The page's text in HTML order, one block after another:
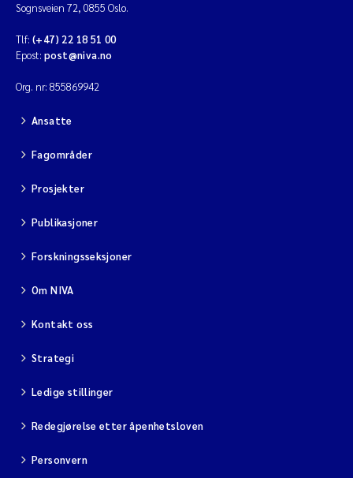
Sognsveien 72, 0855 Oslo.
Tlf: (+47) 22 18 51 00
Epost: post@niva.no
Org. nr: 855869942
Ansatte
Fagområder
Prosjekter
Publikasjoner
Forskningsseksjoner
Om NIVA
Kontakt oss
Strategi
Ledige stillinger
Redegjørelse etter åpenhetsloven
Personvern